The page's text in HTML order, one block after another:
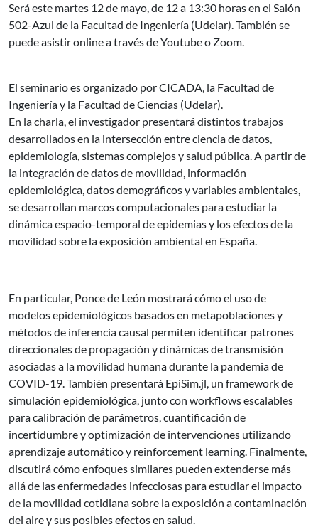
Será este martes 12 de mayo, de 12 a 13:30 horas en el Salón
502-Azul de la Facultad de Ingeniería (Udelar). También se
puede asistir online a través de Youtube o Zoom.
El seminario es organizado por CICADA, la Facultad de
Ingeniería y la Facultad de Ciencias (Udelar).
En la charla, el investigador presentará distintos trabajos
desarrollados en la intersección entre ciencia de datos,
epidemiología, sistemas complejos y salud pública. A partir de
la integración de datos de movilidad, información
epidemiológica, datos demográficos y variables ambientales,
se desarrollan marcos computacionales para estudiar la
dinámica espacio-temporal de epidemias y los efectos de la
movilidad sobre la exposición ambiental en España.
En particular, Ponce de León mostrará cómo el uso de
modelos epidemiológicos basados en metapoblaciones y
métodos de inferencia causal permiten identificar patrones
direccionales de propagación y dinámicas de transmisión
asociadas a la movilidad humana durante la pandemia de
COVID-19. También presentará EpiSim.jl, un framework de
simulación epidemiológica, junto con workflows escalables
para calibración de parámetros, cuantificación de
incertidumbre y optimización de intervenciones utilizando
aprendizaje automático y reinforcement learning. Finalmente,
discutirá cómo enfoques similares pueden extenderse más
allá de las enfermedades infecciosas para estudiar el impacto
de la movilidad cotidiana sobre la exposición a contaminación
del aire y sus posibles efectos en salud.